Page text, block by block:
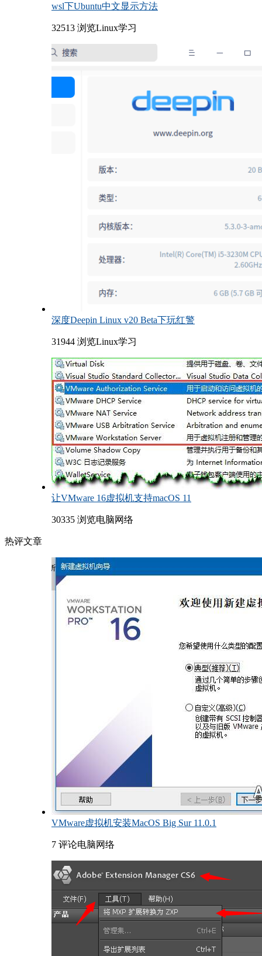
wsl下Ubuntu中文显示方法
32513 浏览Linux学习
深度Deepin Linux v20 Beta下玩红警
31944 浏览Linux学习
让VMware 16虚拟机支持macOS 11
30335 浏览电脑网络
热评文章
VMware虚拟机安装MacOS Big Sur 11.0.1
7 评论电脑网络